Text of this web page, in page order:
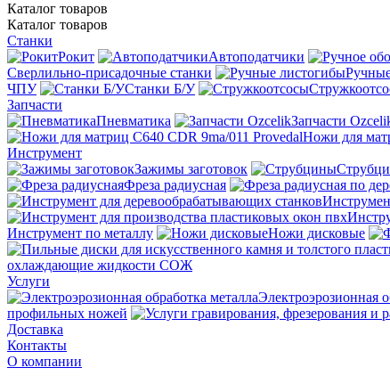
Каталог товаров
Каталог товаров
Станки
Рокит
Автоподатчики
Сверлильно-присадочные станки
ЧПУ
Станки Б/У
Запчасти
Пневматика
Запчасти
Ножи для
Инструмент
Зажимы заготовок
Фреза радиусная
Инструмент по металлу
Ножи дисковые
охлаждающие жидкости СОЖ
Услуги
Электроэрозионная
профильных ножей
Доставка
Контакты
О компании